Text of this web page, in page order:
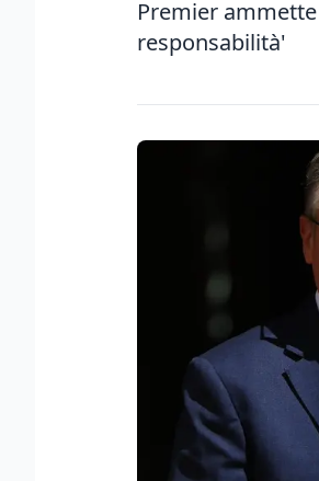
Premier
responsabilità'